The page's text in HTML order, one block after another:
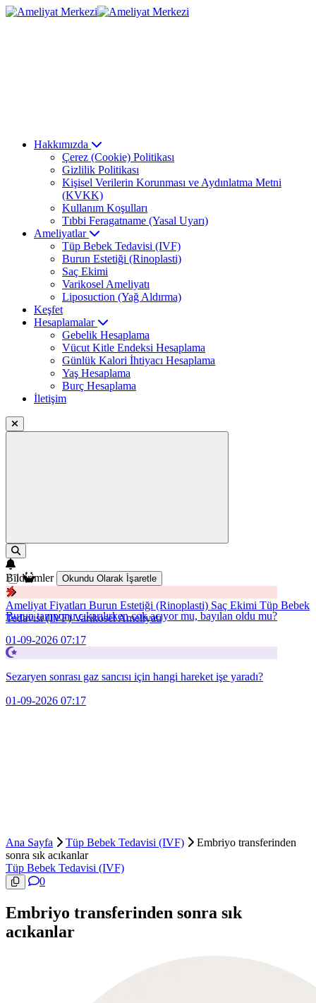
Hakkımızda
Çerez (Cookie) Politikası
Gizlilik Politikası
Kişisel Verilerin Korunması ve Aydınlatma Metni
(KVKK)
Kullanım Koşulları
Tıbbi Feragatname (Yasal Uyarı)
Ameliyatlar
Tüp Bebek Tedavisi (IVF)
Burun Estetiği (Rinoplasti)
Saç Ekimi
Varikosel Ameliyatı
Liposuction (Yağ Aldırma)
Keşfet
Hesaplamalar
Gebelik Hesaplama
Vücut Kitle Endeksi Hesaplama
Günlük Kalori İhtiyacı Hesaplama
Yaş Hesaplama
Burç Hesaplama
İletişim
Bildirimler Okundu Olarak İşaretle
Burun tamponu çıkarılırken çok acıyor mu, bayılan oldu mu?
01-09-2026 07:17
Sezaryen sonrası gaz sancısı için hangi hareket işe yaradı?
01-09-2026 07:17
Ameliyat Fiyatları Burun Estetiği (Rinoplasti) Saç Ekimi Tüp Bebek
Tedavisi (IVF)Varikosel Ameliyatı
Ana Sayfa Tüp Bebek Tedavisi (IVF)
Embriyo transferinden
sonra sık acıkanlar
Tüp Bebek Tedavisi (IVF)
0
Embriyo transferinden sonra sık
acıkanlar